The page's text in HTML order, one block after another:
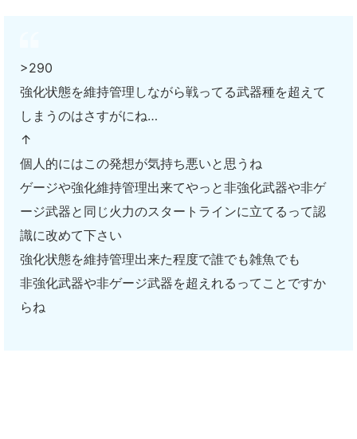
>290
強化状態を維持管理しながら戦ってる武器種を超えて
しまうのはさすがにね…
↑
個人的にはこの発想が気持ち悪いと思うね
ゲージや強化維持管理出来てやっと非強化武器や非ゲ
ージ武器と同じ火力のスタートラインに立てるって認
識に改めて下さい
強化状態を維持管理出来た程度で誰でも雑魚でも
非強化武器や非ゲージ武器を超えれるってことですか
らね